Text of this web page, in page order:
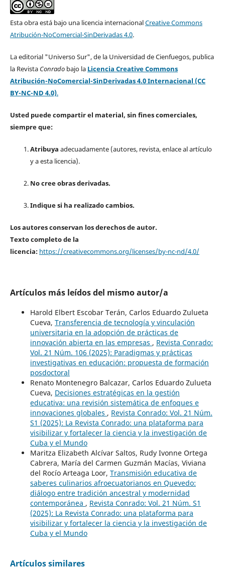
Esta obra está bajo una licencia internacionalCreative Commons
Atribución-NoComercial-SinDerivadas 4.0.
La editorial "Universo Sur", de la Universidad de Cienfuegos, publica
la Revista Conradobajo la Licencia Creative Commons
Atribución-NoComercial-SinDerivadas 4.0 Internacional (CC
BY-NC-ND 4.0).
Usted puede compartir el material, sin fines comerciales,
siempre que:
Atribuya adecuadamente (autores, revista, enlace al artículo
y a esta licencia).
No cree obras derivadas.
Indique si ha realizado cambios.
Los autores conservan los derechos de autor.
Texto completo de la
licencia: https://creativecommons.org/licenses/by-nc-nd/4.0/
Artículos más leídos del mismo autor/a
Harold Elbert Escobar Terán, Carlos Eduardo Zulueta
Cueva, Transferencia de tecnología y vinculación
universitaria en la adopción de prácticas de
innovación abierta en las empresas , Revista Conrado:
Vol. 21 Núm. 106 (2025): Paradigmas y prácticas
investigativas en educación: propuesta de formación
posdoctoral
Renato Montenegro Balcazar, Carlos Eduardo Zulueta
Cueva, Decisiones estratégicas en la gestión
educativa: una revisión sistemática de enfoques e
innovaciones globales , Revista Conrado: Vol. 21 Núm.
S1 (2025): La Revista Conrado: una plataforma para
visibilizar y fortalecer la ciencia y la investigación de
Cuba y el Mundo
Maritza Elizabeth Alcívar Saltos, Rudy Ivonne Ortega
Cabrera, María del Carmen Guzmán Macías, Viviana
del Rocío Arteaga Loor, Transmisión educativa de
saberes culinarios afroecuatorianos en Quevedo:
diálogo entre tradición ancestral y modernidad
contemporánea , Revista Conrado: Vol. 21 Núm. S1
(2025): La Revista Conrado: una plataforma para
visibilizar y fortalecer la ciencia y la investigación de
Cuba y el Mundo
Artículos similares